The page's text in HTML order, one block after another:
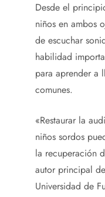
Desde el
niños en ambos
de escuchar
habilidad
para aprender a
comunes.
«Restaurar la
niños sordos
la recuperación
autor principal
Universidad de